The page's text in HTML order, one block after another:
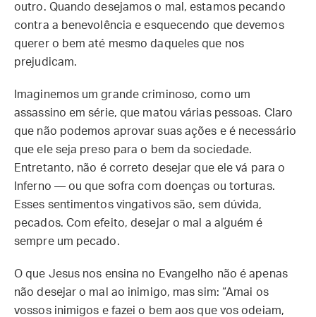
outro. Quando desejamos o mal, estamos pecando
contra a benevolência e esquecendo que devemos
querer o bem até mesmo daqueles que nos
prejudicam.
Imaginemos um grande criminoso, como um
assassino em série, que matou várias pessoas. Claro
que não podemos aprovar suas ações e é necessário
que ele seja preso para o bem da sociedade.
Entretanto, não é correto desejar que ele vá para o
Inferno — ou que sofra com doenças ou torturas.
Esses sentimentos vingativos são, sem dúvida,
pecados. Com efeito, desejar o mal a alguém é
sempre um pecado.
O que Jesus nos ensina no Evangelho não é apenas
não desejar o mal ao inimigo, mas sim: “Amai os
vossos inimigos e fazei o bem aos que vos odeiam,